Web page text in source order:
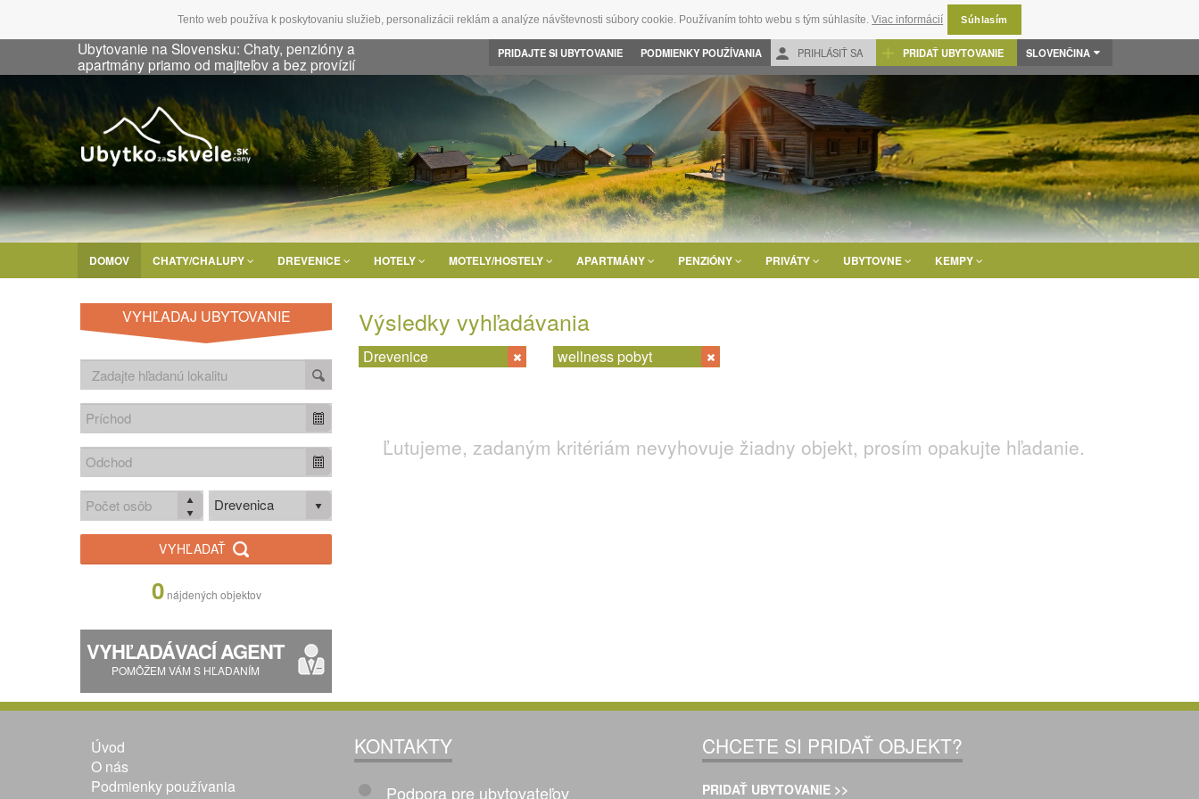
Tento web používa k poskytovaniu služieb, personalizácii reklám a analýze návštevnosti súbory cookie. Používaním tohto webu s tým súhlasíte.Viac informácií Súhlasím
Ubytovanie na Slovensku: Chaty, penzióny a
apartmány priamo od majiteľov a bez provízií
PRIDAJTE SI UBYTOVANIE PODMIENKY POUŽÍVANIA PRIHLÁSIŤ SA PRIDAŤ UBYTOVANIE SLOVENČINA
DOMOV CHATY/CHALUPY DREVENICE HOTELY MOTELY/HOSTELY APARTMÁNY PENZIÓNY PRIVÁTY UBYTOVNE KEMPY
VYHĽADAJ UBYTOVANIE
Drevenica
VYHĽADAŤ
0 nájdených objektov
VYHĽADÁVACÍ AGENT
POMÔŽEM VÁM S HĽADANÍM
Výsledky vyhľadávania
Drevenice wellness pobyt
Ľutujeme, zadaným kritériám nevyhovuje žiadny objekt, prosím opakujte hľadanie.
Úvod
O nás
Podmienky používania
KONTAKTY
Podpora pre ubytovateľov
CHCETE SI PRIDAŤ OBJEKT?
PRIDAŤ UBYTOVANIE >>